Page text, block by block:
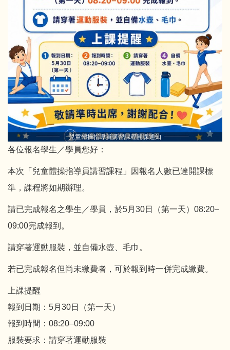
兒童體操指導員講習課程開課通知
各位報名學生／學員您好：
本次「兒童體操指導員講習課程」因報名人數已達開課標
準，課程將如期辦理。
請已完成報名之學生／學員，於5月30日（第一天）08:20–
09:00完成報到。
請穿著運動服裝，並自備水壺、毛巾。
若已完成報名但尚未繳費者，可於報到時一併完成繳費。
上課提醒
報到日期：5月30日（第一天）
報到時間：08:20–09:00
服裝要求：請穿著運動服裝